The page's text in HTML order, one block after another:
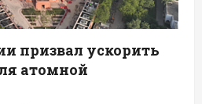
призвал ускорить
атомной